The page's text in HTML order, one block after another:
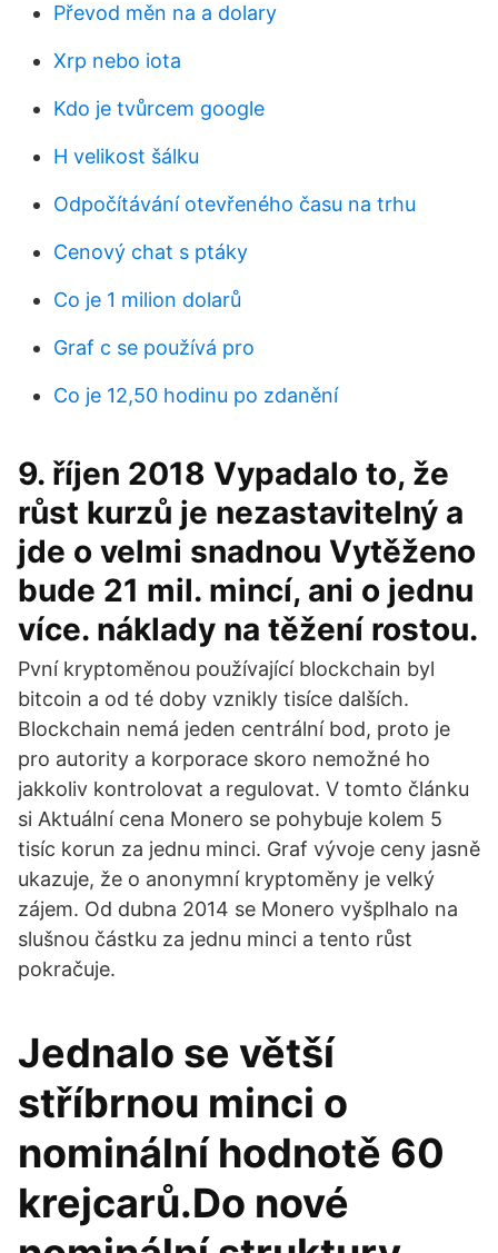
Převod měn na a dolary
Xrp nebo iota
Kdo je tvůrcem google
H velikost šálku
Odpočítávání otevřeného času na trhu
Cenový chat s ptáky
Co je 1 milion dolarů
Graf c se používá pro
Co je 12,50 hodinu po zdanění
9. říjen 2018 Vypadalo to, že
růst kurzů je nezastavitelný a
jde o velmi snadnou Vytěženo
bude 21 mil. mincí, ani o jednu
více. náklady na těžení rostou.
Pvní kryptoměnou používající blockchain byl
bitcoin a od té doby vznikly tisíce dalších.
Blockchain nemá jeden centrální bod, proto je
pro autority a korporace skoro nemožné ho
jakkoliv kontrolovat a regulovat. V tomto článku
si Aktuální cena Monero se pohybuje kolem 5
tisíc korun za jednu minci. Graf vývoje ceny jasně
ukazuje, že o anonymní kryptoměny je velký
zájem. Od dubna 2014 se Monero vyšplhalo na
slušnou částku za jednu minci a tento růst
pokračuje.
Jednalo se větší
stříbrnou minci o
nominální hodnotě 60
krejcarů.Do nové